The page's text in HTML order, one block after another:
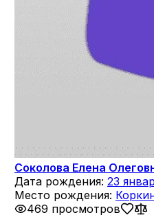
Соколова Елена
Дата рождения: 23
Место рождения:
469 просмотров